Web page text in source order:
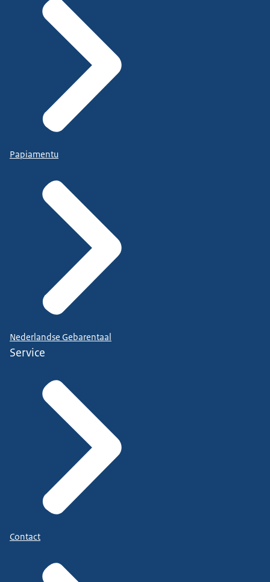
Papiamentu
Nederlandse Gebarentaal
Service
Contact